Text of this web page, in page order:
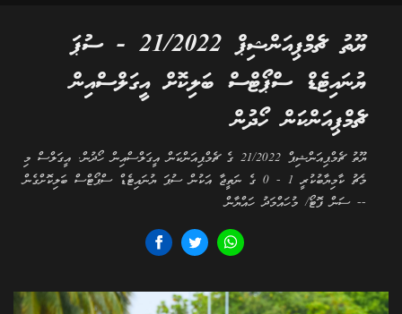
ޔޫތު ޗެމްޕިއަންޝިޕް 21/2022 - ސުޕަ
ޔުނައިޓެޑް ސްޕޯޓްސް ބަލިކޮށް އީގަލްސްއިން
ޗެމްޕިއަންކަން ހޯދުން
ޔޫތު ޗެމްޕިއަންޝިޕް 21/2022 ގެ ޗެމްޕިއަންކަން އީގަލްސްއިން ހޯދުން. އީގަލްސް މި
މެޗު ކާމިޔާބުކުރީ 1 - 0 ގެ ނަތީޖާ އަކުން ސުޕަ ޔުނައިޓެޑް ސްޕޯޓްސް ބަލިކޮށްގެން
-- ސަން ފޮޓޯ/ މުހައްމަދު ހައްޔާން